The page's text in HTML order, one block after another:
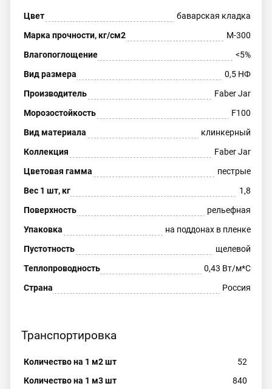
Цвет
баварская кладка
Марка прочности, кг/см2
М-300
Влагопоглощение
<5%
Вид размера
0,5 НФ
Производитель
Faber Jar
Морозостойкость
F100
Вид материала
клинкерный
Коллекция
Faber Jar
Цветовая гамма
пестрые
Вес 1 шт, кг
1,8
Поверхность
рельефная
Упаковка
на поддонах в пленке
Пустотность
щелевой
Теплопроводность
0,43 Вт/м*С
Страна
Россия
Транспортировка
Количество на 1 м2 шт
52
Количество на 1 м3 шт
840